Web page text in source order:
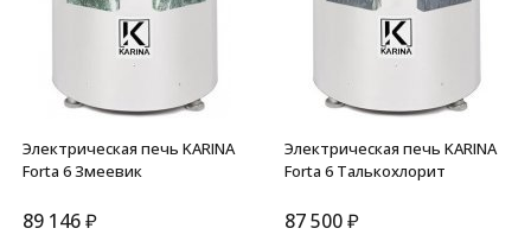
Электрическая печь KARINA
Forta 6 Змеевик
89 146₽
Электрическая печь KARINA
Forta 6 Талькохлорит
87 500₽